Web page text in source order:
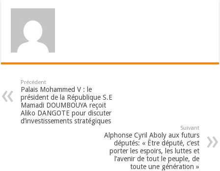
Précédent
Palais Mohammed V : le
président de la République S.E
Mamadi DOUMBOUYA reçoit
Aliko DANGOTE pour discuter
d’investissements stratégiques
Suivant
Alphonse Cyril Aboly aux futurs
députés: « Être député, c’est
porter les espoirs, les luttes et
l’avenir de tout le peuple, de
toute une génération »